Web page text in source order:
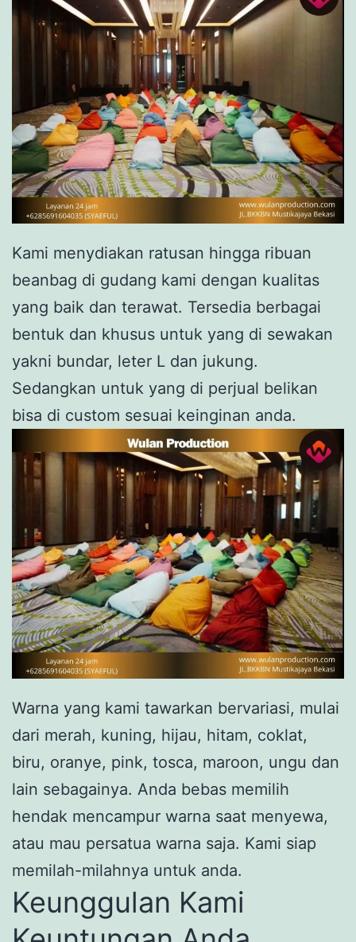
Kami menydiakan ratusan hingga ribuan
beanbag di gudang kami dengan kualitas
yang baik dan terawat. Tersedia berbagai
bentuk dan khusus untuk yang di sewakan
yakni bundar, leter L dan jukung.
Sedangkan untuk yang di perjual belikan
bisa di custom sesuai keinginan anda.
Warna yang kami tawarkan bervariasi, mulai
dari merah, kuning, hijau, hitam, coklat,
biru, oranye, pink, tosca, maroon, ungu dan
lain sebagainya. Anda bebas memilih
hendak mencampur warna saat menyewa,
atau mau persatua warna saja. Kami siap
memilah-milahnya untuk anda.
Keunggulan Kami